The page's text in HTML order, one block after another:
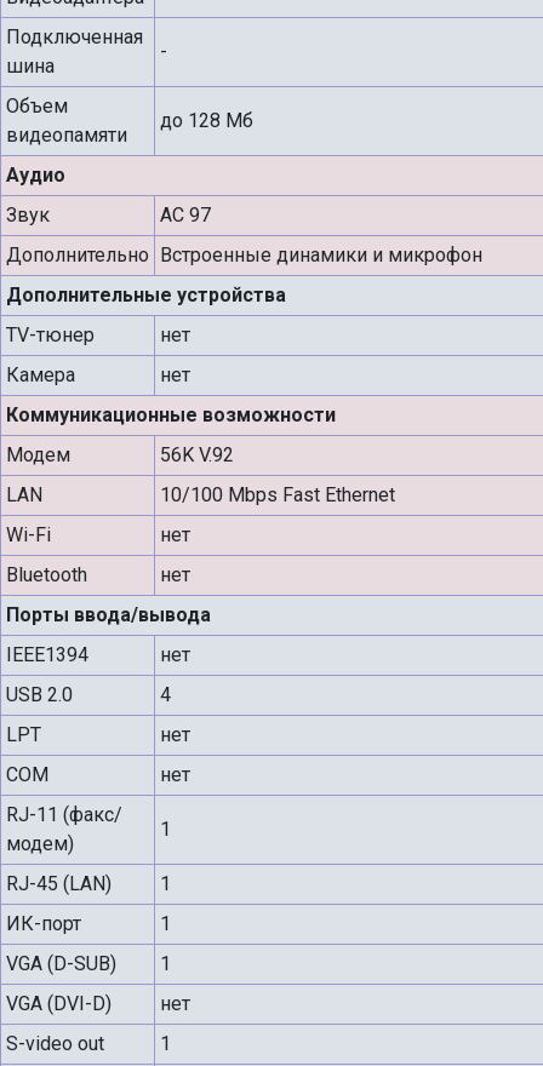
Подключенная
шина
-
Объем
видеопамяти
до 128 Мб
Аудио
Звук
AC 97
Дополнительно Встроенные динамики и микрофон
Дополнительные устройства
TV-тюнер
нет
Камера
нет
Коммуникационные возможности
Модем
56K V.92
LAN
10/100 Mbps Fast Ethernet
Wi-Fi
нет
Bluetooth
нет
Порты ввода/вывода
IEEE1394
нет
USB 2.0
4
LPT
нет
COM
нет
RJ-11 (факс/
модем)
1
RJ-45 (LAN)
1
ИК-порт
1
VGA (D-SUB)
1
VGA (DVI-D)
нет
S-video out
1